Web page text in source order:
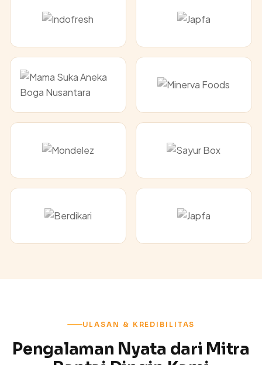
ULASAN & KREDIBILITAS
Pengalaman Nyata dari Mitra